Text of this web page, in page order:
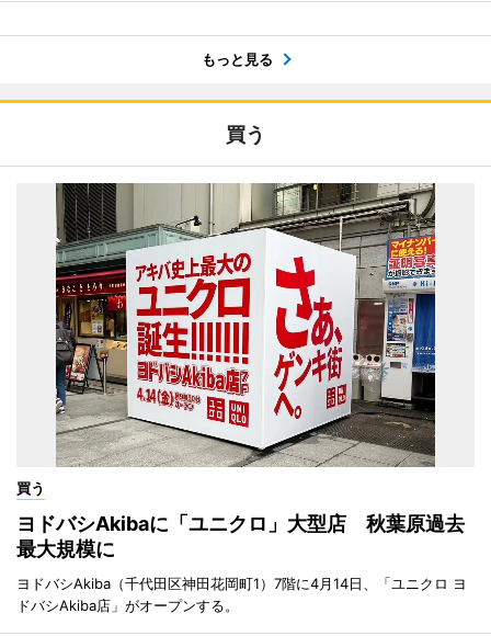
もっと見る
買う
買う
ヨドバシAkibaに「ユニクロ」大型店 秋葉原過去
最大規模に
ヨドバシAkiba（千代田区神田花岡町1）7階に4月14日、「ユニクロ ヨ
ドバシAkiba店」がオープンする。